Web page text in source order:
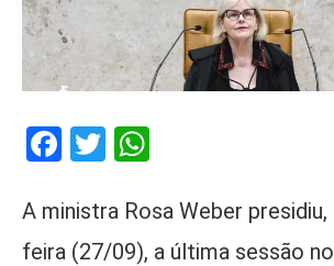
Facebook
Twitter
A ministra Rosa Weber
feira (27/09), a última sessão